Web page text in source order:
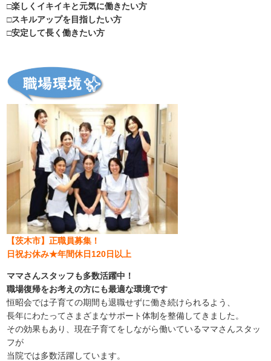
□楽しくイキイキと元気に働きたい方
□スキルアップを目指したい方
□安定して長く働きたい方
【茨木市】正職員募集！
日祝お休み★年間休日120日以上
ママさんスタッフも多数活躍中！
職場復帰をお考えの方にも最適な環境です
恒昭会では子育ての期間も退職せずに働き続けられるよう、
長年にわたってさまざまなサポート体制を整備してきました。
その効果もあり、現在子育てをしながら働いているママさんスタッ
フが
当院では多数活躍しています。